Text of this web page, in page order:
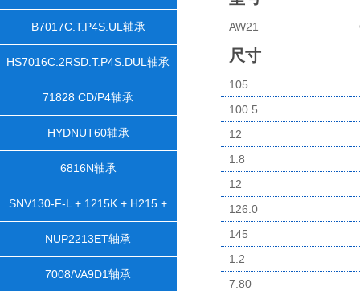
B7017C.T.P4S.UL轴承
HS7016C.2RSD.T.P4S.DUL轴承
71828 CD/P4轴承
HYDNUT60轴承
6816N轴承
SNV130-F-L + 1215K + H215 +
DH515轴承
NUP2213ET轴承
7008/VA9D1轴承
AW21
尺寸
105
100.5
12
1.8
12
126.0
145
1.2
7.80